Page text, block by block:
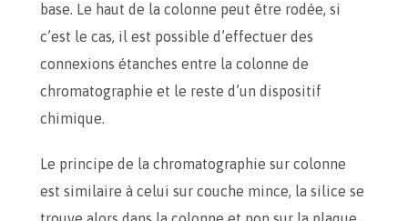
base. Le haut de la colonne peut être rodée, si
c’est le cas, il est possible d’effectuer des
connexions étanches entre la colonne de
chromatographie et le reste d’un dispositif
chimique.
Le principe de la chromatographie sur colonne
est similaire à celui sur couche mince, la silice se